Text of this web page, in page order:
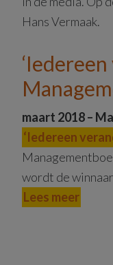
Hans Vermaak.
maart 2018 –
‘Iedereen
wordt de
Lees meer